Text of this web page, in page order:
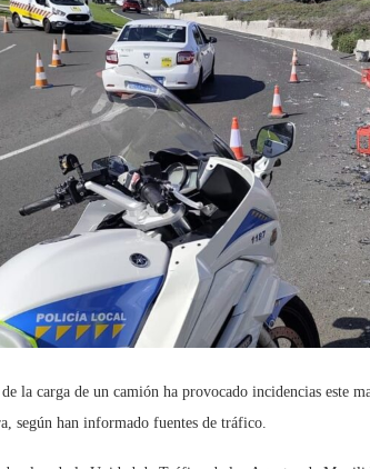
la carga de un camión ha provocado incidencias este
según han informado fuentes de tráfico.